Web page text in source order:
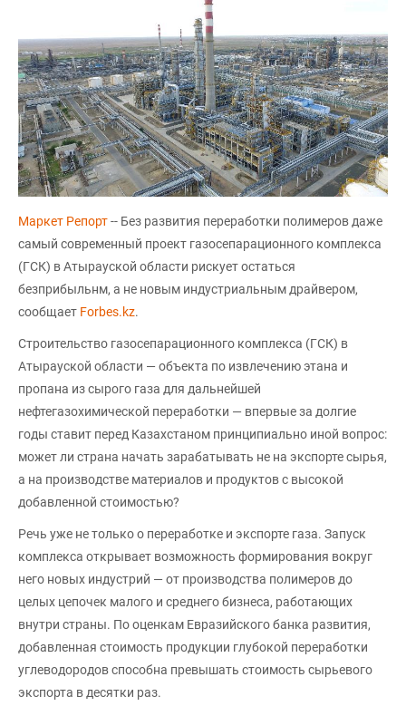
Маркет Репорт-- Без развития переработки полимеров даже
самый современный проект газосепарационного комплекса
(ГСК) в Атырауской области рискует остаться
безприбыльнм, а не новым индустриальным драйвером,
сообщает Forbes.kz.
Строительство газосепарационного комплекса (ГСК) в
Атырауской области — объекта по извлечению этана и
пропана из сырого газа для дальнейшей
нефтегазохимической переработки — впервые за долгие
годы ставит перед Казахстаном принципиально иной вопрос:
может ли страна начать зарабатывать не на экспорте сырья,
а на производстве материалов и продуктов с высокой
добавленной стоимостью?
Речь уже не только о переработке и экспорте газа. Запуск
комплекса открывает возможность формирования вокруг
него новых индустрий — от производства полимеров до
целых цепочек малого и среднего бизнеса, работающих
внутри страны. По оценкам Евразийского банка развития,
добавленная стоимость продукции глубокой переработки
углеводородов способна превышать стоимость сырьевого
экспорта в десятки раз.